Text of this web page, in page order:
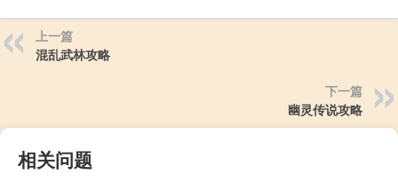
上一篇
混乱武林攻略
下一篇
幽灵传说攻略
相关问题